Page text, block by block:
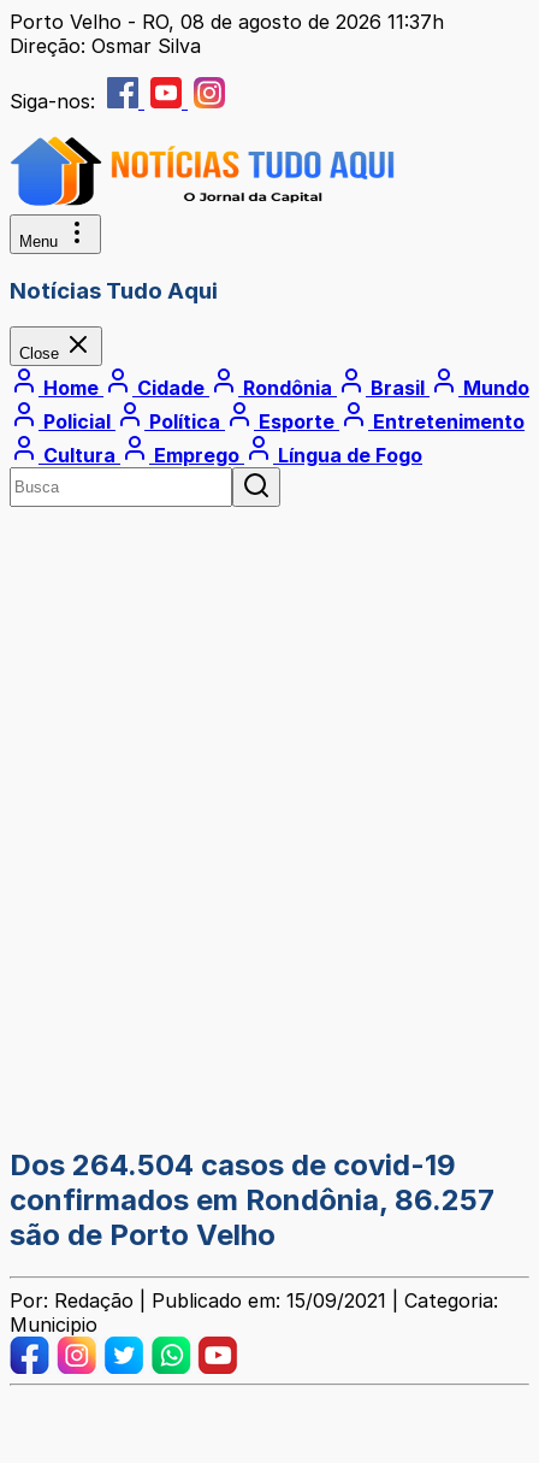
Porto Velho - RO, 08 de agosto de 2026 11:37h
Direção: Osmar Silva
Siga-nos:
Menu
Notícias Tudo Aqui
Close
Home Cidade Rondônia Brasil
Mundo
Policial
Política Esporte
Entretenimento
Cultura
Emprego Língua de Fogo
Dos 264.504 casos de covid-19
confirmados em Rondônia, 86.257
são de Porto Velho
Por: Redação | Publicado em: 15/09/2021 | Categoria:
Municipio